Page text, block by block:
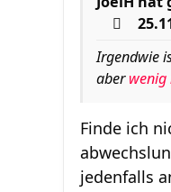
Irgendwie
aberwenig
Finde ich
jedenfalls